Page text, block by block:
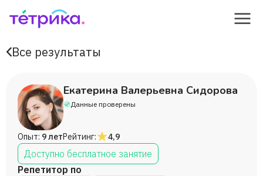
Все результаты
Екатерина Валерьевна Сидорова
Данные проверены
Опыт: 9 летРейтинг: 4,9
Доступно бесплатное занятие
Репетитор по